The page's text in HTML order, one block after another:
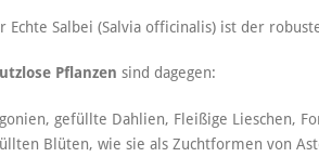
Echte Salbei (Salvia officinalis) ist der
Pflanzen sind dagegen:
gefüllte Dahlien, Fleißige Lieschen,
Blüten, wie sie als Zuchtformen von